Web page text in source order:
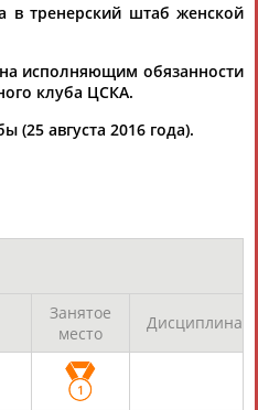
Камиль
Загалав
Магомед
Назир
в тренерский штаб женской
исполняющим обязанности
клуба ЦСКА.
августа 2016 года).
Занятое
место
Дисциплина
1